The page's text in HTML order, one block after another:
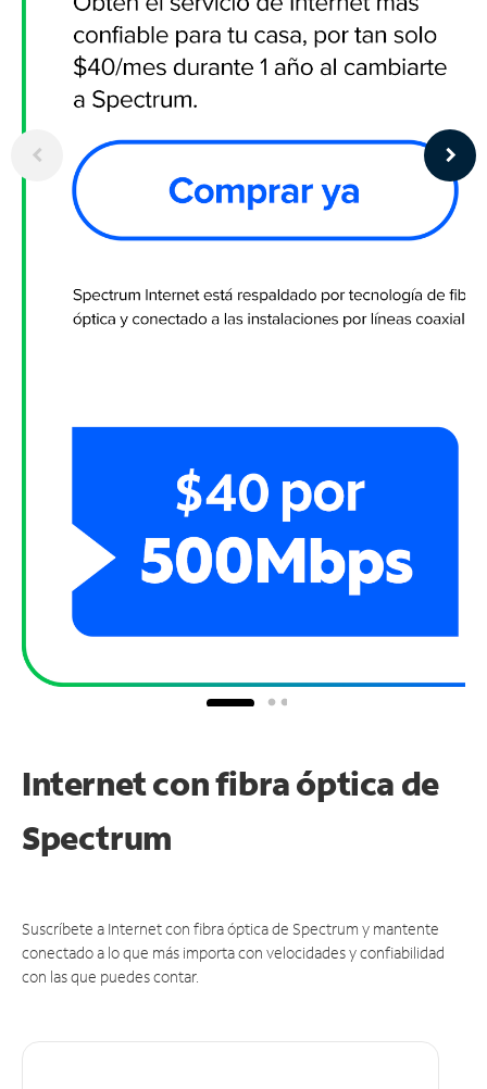
Internet con fibra óptica de
Spectrum
Suscríbete a Internet con fibra óptica de Spectrum y mantente
conectado a lo que más importa con velocidades y confiabilidad
con las que puedes contar.